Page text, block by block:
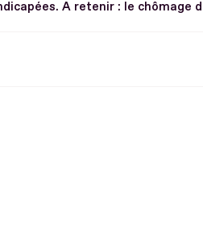
A retenir : le chômage